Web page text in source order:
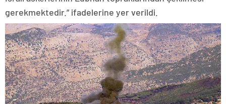
gerekmektedir.” ifadelerine yer verildi.